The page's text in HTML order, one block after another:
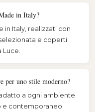
in Italy?
in Italy, realizzati con
e coperti
Luce.
per uno stile moderno?
a ogni ambiente.
e contemporaneo